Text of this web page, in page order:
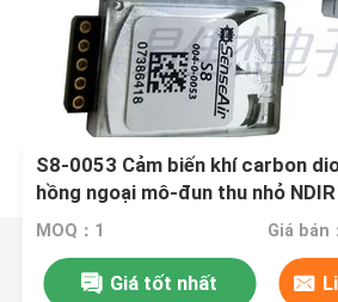
S8-0053 Cảm biến khí carbon
hồng ngoại mô-đun thu nhỏ NDIR
MOQ：1
Giá tốt nhất